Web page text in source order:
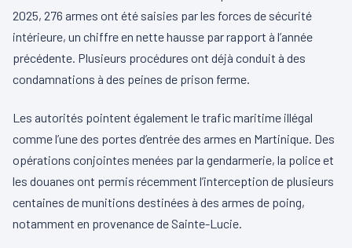
2025, 276 armes ont été saisies par les forces de sécurité
intérieure, un chiffre en nette hausse par rapport à l’année
précédente. Plusieurs procédures ont déjà conduit à des
condamnations à des peines de prison ferme.
Les autorités pointent également le trafic maritime illégal
comme l’une des portes d’entrée des armes en Martinique. Des
opérations conjointes menées par la gendarmerie, la police et
les douanes ont permis récemment l’interception de plusieurs
centaines de munitions destinées à des armes de poing,
notamment en provenance de Sainte-Lucie.